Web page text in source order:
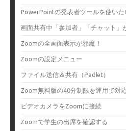
PowerPointの発表者ツールを使いた
画面共有中「参加者」「チャット」
Zoomの全画面表示が邪魔！
Zoomの設定メニュー
ファイル送信＆共有（Padlet）
Zoom無料版の40分制限を運用で対
ビデオカメラをZoomに接続
Zoomで学生の出席を確認する